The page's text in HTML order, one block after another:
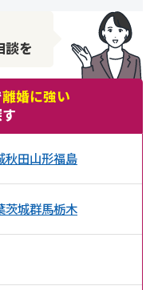
談を
離婚に強い
秋田山形福島
茨城群馬栃木